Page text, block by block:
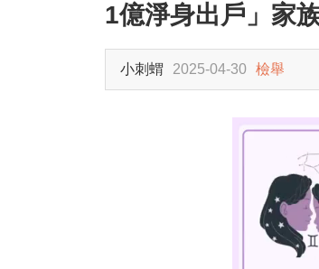
1億淨身出戶」家
小刺蝟 2025-04-30 檢舉